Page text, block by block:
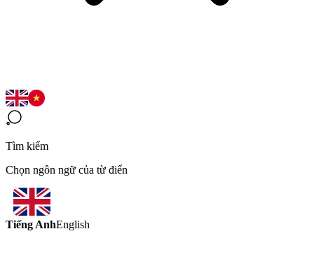
Tìm kiếm
Chọn ngôn ngữ của từ điển
Tiếng AnhEnglish